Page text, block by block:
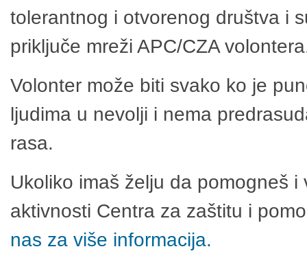
tolerantnog i otvorenog društva i
priključe mreži APC/CZA
Volonter može biti svako ko je
ljudima u nevolji i nema
rasa.
Ukoliko imaš želju da pomogneš
aktivnosti Centra za zaštitu i
nas za više informacija.